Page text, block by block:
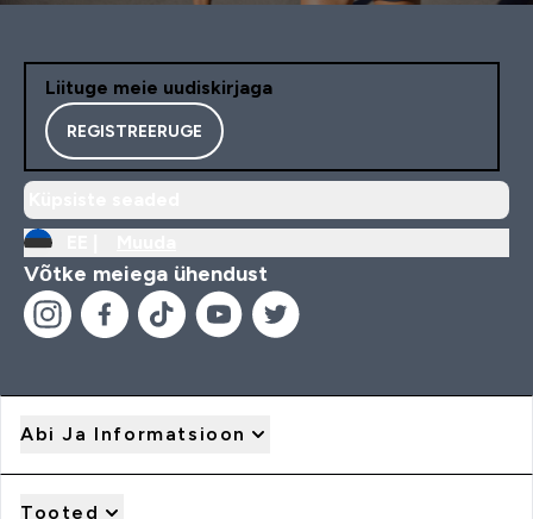
Liituge meie uudiskirjaga
REGISTREERUGE
Võtke meiega ühendust
Abi Ja Informatsioon
Tooted